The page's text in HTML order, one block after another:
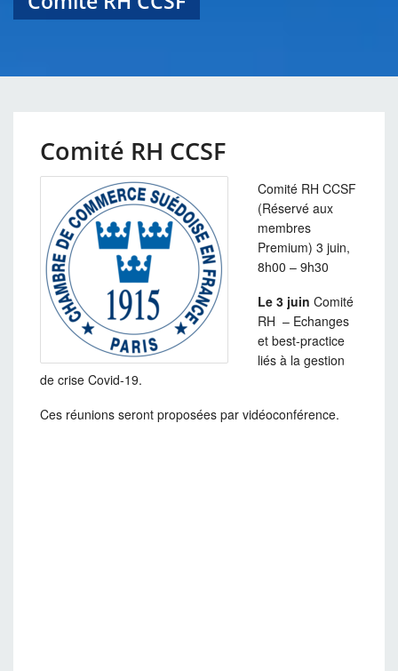
Comité RH CCSF
Comité RH CCSF
(Réservé aux
membres
Premium) 3 juin,
8h00 – 9h30
Le 3 juin Comité
RH – Echanges
et best-practice
liés à la gestion
de crise Covid-19.
Ces réunions seront proposées par vidéoconférence.